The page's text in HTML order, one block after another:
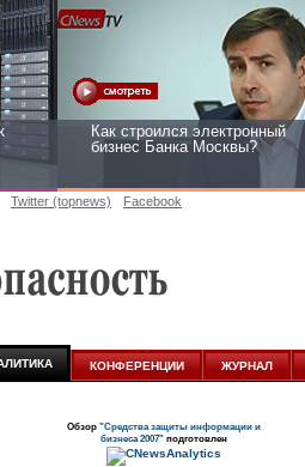
Как строился электронный
бизнес Банка Москвы?
Twitter (topnews) Facebook
КОНФЕРЕНЦИИ ЖУРНАЛ
Обзор "Средства защиты информации и
бизнеса 2007"подготовлен